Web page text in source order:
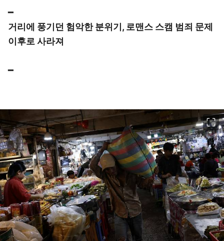
━
거리에 풍기던 험악한 분위기, 로맨스 스캠 범죄 문제
이후로 사라져
━